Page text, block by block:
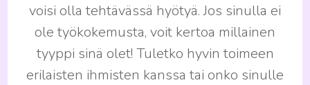
voisi olla tehtävässä hyötyä. Jos sinulla ei
ole työkokemusta, voit kertoa millainen
tyyppi sinä olet! Tuletko hyvin toimeen
erilaisten ihmisten kanssa tai onko sinulle